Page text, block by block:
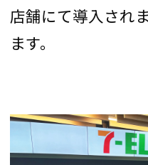
店舗にて導入され
ます。